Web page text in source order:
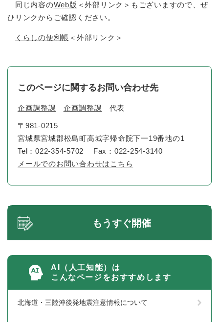
同じ内容のWeb版 ＜外部リンク＞ もございますので、ぜ
ひリンクからご確認ください。
くらしの便利帳 ＜外部リンク＞
このページに関するお問い合わせ先
企画調整課 企画調整課 代表
〒981-0215
宮城県宮城郡松島町高城字帰命院下一19番地の1
Tel：022-354-5702
Fax：022-254-3140
メールでのお問い合わせはこちら
もうすぐ開催
AI（人工知能）は
こんなページをおすすめします
北海道・三陸沖後発地震注意情報について